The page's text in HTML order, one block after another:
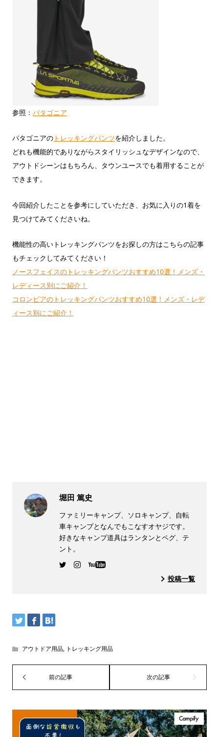
参照： パタゴニア
パタゴニアのトレッキングパンツを紹介しました。
どれも機能的でありながらスタイリッシュなデザインなので、
アウトドシーンはもちろん、タウンユースでも着用することが
できます。
今回紹介したことを参考にしていただき、お気に入りの1着を
見つけてみてくださいね。
機能性の高いトレッキングパンツをお探しの方はこちらの記事
もチェックしてみてください！
ノースフェイスのトレッキングパンツおすすめ10選！メンズ・
レディース別にご紹介！
コロンビアのトレッキングパンツおすすめ10選！メンズ・レデ
ィース別にご紹介！
堀田 篤史
ファミリーキャンプ、ソロキャンプ、自転
車キャンプとなんでもこなすオヤジです。
好きなキャンプ道具はランタンとペグ、テ
ント。
投稿一覧
アウトドア用品, トレッキング用品